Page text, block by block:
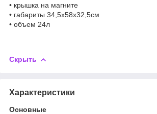
• крышка на магните
• габариты 34,5х58х32,5см
• объем 24л
Скрыть
Характеристики
Основные